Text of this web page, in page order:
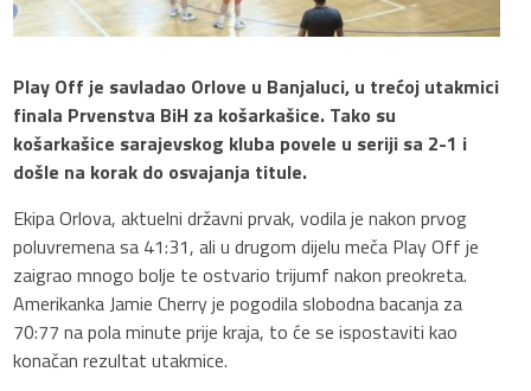
Play Off je savladao Orlove u Banjaluci, u trećoj utakmici
finala Prvenstva BiH za košarkašice. Tako su
košarkašice sarajevskog kluba povele u seriji sa 2-1 i
došle na korak do osvajanja titule.
Ekipa Orlova, aktuelni državni prvak, vodila je nakon prvog
poluvremena sa 41:31, ali u drugom dijelu meča Play Off je
zaigrao mnogo bolje te ostvario trijumf nakon preokreta.
Amerikanka Jamie Cherry je pogodila slobodna bacanja za
70:77 na pola minute prije kraja, to će se ispostaviti kao
konačan rezultat utakmice.